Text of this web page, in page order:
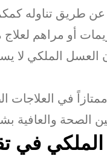
عن طريق تناوله
أو مراهم
العسل الملكي لا
في العلاجات
الصحة والعافية
في